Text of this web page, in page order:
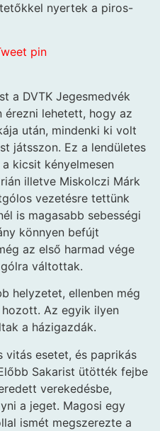
nyertek a piros-
pin
a DVTK Jegesmedvék
érezni lehetett, hogy az
után, mindenki ki volt
játsszon. Ez a lendületes
kicsit kényelmesen
illetve Miskolczi Márk
vezetésre tettünk
is magasabb sebességi
könnyen befújt
az első harmad vége
váltottak.
helyzetet, ellenben még
Az egyik ilyen
a házigazdák.
vitás esetet, és paprikás
Sakarist ütötték fejbe
verekedésbe,
a jeget. Magosi egy
ismét megszerezte a